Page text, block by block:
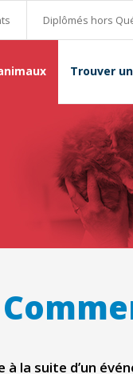
Diplômés hors
Trouver
la suite d’un